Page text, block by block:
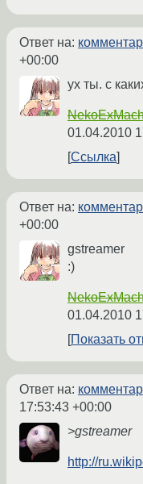
Ответ на:
+00:00
ух ты. с
01.04.2010
Ссылка
Ответ на:
+00:00
gstreamer
:)
01.04.2010
Показать
Ответ на:
17:53:43 +00:00
>gstreamer
http://